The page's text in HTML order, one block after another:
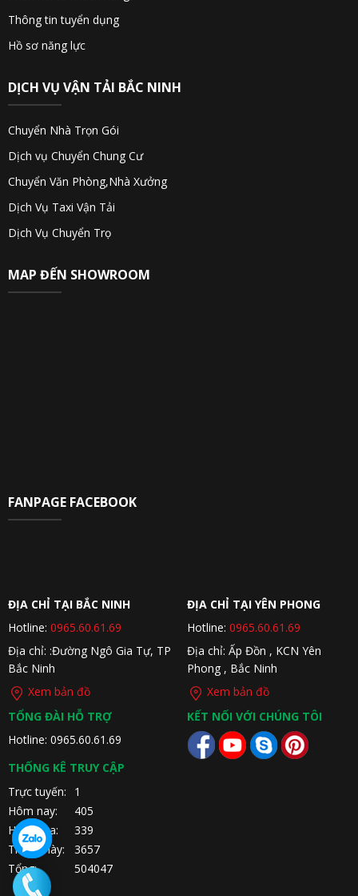
Thông tin tuyển dụng
Hồ sơ năng lực
DỊCH VỤ VẬN TẢI BẮC NINH
Chuyển Nhà Trọn Gói
Dịch vụ Chuyển Chung Cư
Chuyển Văn Phòng,Nhà Xưởng
Dịch Vụ Taxi Vận Tải
Dịch Vụ Chuyển Trọ
MAP ĐẾN SHOWROOM
FANPAGE FACEBOOK
ĐỊA CHỈ TẠI BẮC NINH
Hotline: 0965.60.61.69
Địa chỉ: :Đường Ngô Gia Tự, TP
Bắc Ninh
Xem bản đồ
ĐỊA CHỈ TẠI YÊN PHONG
Hotline: 0965.60.61.69
Địa chỉ: Ấp Đồn , KCN Yên
Phong , Bắc Ninh
Xem bản đồ
TỔNG ĐÀI HỖ TRỢ
Hotline: 0965.60.61.69
KẾT NỐI VỚI CHÚNG TÔI
THỐNG KÊ TRUY CẬP
Trực tuyến:
1
Hôm nay:
405
Hôm qua:
339
Tháng này:
3657
Tổng:
504047